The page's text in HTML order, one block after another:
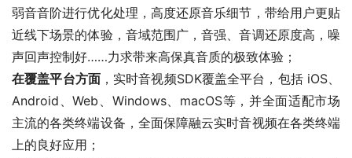
弱音音阶进行优化处理，高度还原音乐细节，带给用户更贴
近线下场景的体验，音域范围广，音强、音调还原度高，噪
声回声控制好……力求带来高保真音质的极致体验；
在覆盖平台方面，实时音视频SDK覆盖全平台，包括 iOS、
Android、Web、Windows、macOS等，并全面适配市场
主流的各类终端设备，全面保障融云实时音视频在各类终端
上的良好应用；